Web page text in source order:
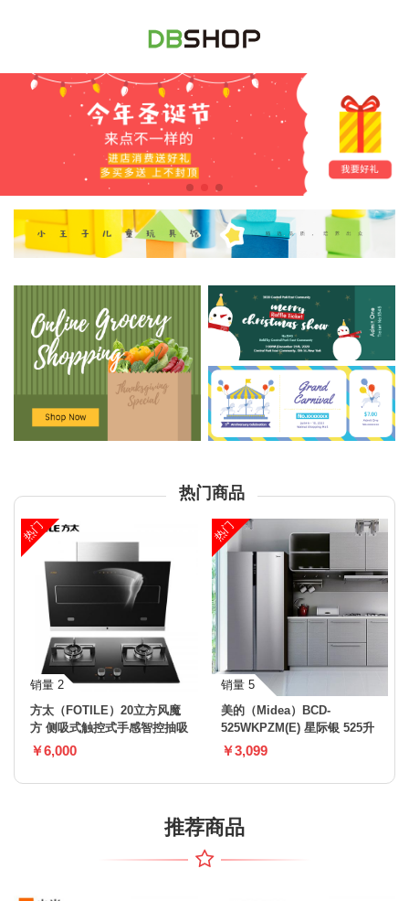
热门商品
热门
销量 2
方太（FOTILE）20立方风魔
方 侧吸式触控式手感智控抽吸
油烟机燃气灶烟灶套餐
￥6,000
热门
销量 5
美的（Midea）BCD-
525WKPZM(E) 星际银 525升
对开门电冰箱
￥3,099
推荐商品